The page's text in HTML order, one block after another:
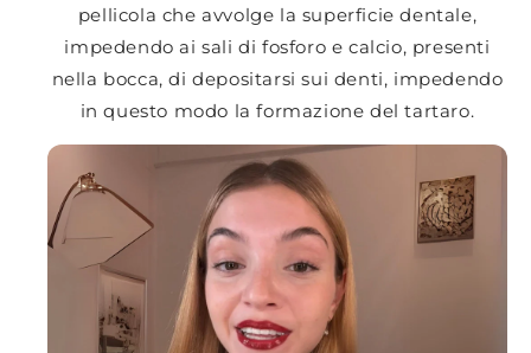
pellicola che avvolge la superficie dentale,
impedendo ai sali di fosforo e calcio, presenti
nella bocca, di depositarsi sui denti, impedendo
in questo modo la formazione del tartaro.